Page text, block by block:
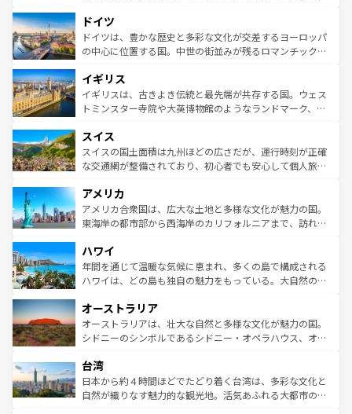
せる。地方によって風土や気候が異なるスペインはその個
性で訪れる人を魅了する。 なお、新着のスペイン情報は コ
ンテンツ一覧を参照してほしい。
で、幅広い魅力が詰まっている。華麗な宮殿、歴史的な大
聖堂、美しいビーチ、そして豊かな自然が、訪れる者を心
から魅了する。また、フランスは美食の国としても知ら
いる。シャンパンの発祥地であるランス、プロヴァンスの
香り高いラベンダー畑など、多彩な楽しみ方が可能だ。さ
らに、パリ以外の地域にも魅力が溢れており、どの街角に
れる地方に足を運ぶとそれぞれで全く異なる文化を体験で
きるだろう。 なお、新着のフランス情報はコンテンツ一覧
を参照してほしい。
ドイツ
ドイツは、豊かな歴史と多彩な文化が交差するヨーロッパ
の中心に位置する国。中世の街並みが残るロマンチック街
顔を持つこの国は、どこを歩いても飽きることがない。ベ
ルリンの文化的活気、バイエルン州のアルプスの絶景、そ
してライン川沿いのワイン畑といった風景は必見。ビール
は、お酒好きな人にはぜひ体験してほしい。 なお、新着の
ドイツ情報はコンテンツ一覧を参照してほしい。
イギリス
イギリスは、古きよき伝統と最先端が共存する国。ウェス
トミンスター寺院や大英博物館のようなランドマーク、歴
リアごとに異なる魅力がある。また、優雅なアフタヌーン
ティー、ビール好きにはたまらない英国パブ、サッカー観
戦など、本場だからこそできる体験も豊富。イギリスを旅
ンツ一覧を参照してほしい。
スイス
スイスの国土面積は九州ほどの広さだが、運行時刻が正確
な交通網が整備されており、初心者でも安心して個人旅行
の建物がそのまま残る町や、スイスならではのユニークな
博物館もあり、アルプス観光だけでなく町歩きも満喫する
ことができる。国民の所得が高いため物価も高いが、旅行
ば市内交通費無料で観光を楽しむこともできる。 なお、新
着のスイス情報はコンテンツ一覧 を参照してほしい。
アメリカ
アメリカ合衆国は、広大な土地と多様な文化が魅力の国。
東海岸の都市部から西海岸のカリフォルニアまで、訪れる
のような巨大都市は、観光、ショッピング、エンターテイ
ンメントが詰まった刺激的なスポットだ。一方、アメリカ
西部には大自然が広がり、グランドキャニオンやイエロー
部のニューオーリンズでは、音楽と美食が融合した独特の
文化が魅力。旅行者はアメリカの各地域で異なる魅力を楽
しみながら、その多様性と豊かな歴史を感じることができ
ならではの贅沢な旅のスタイルだ。 なお、新着のアメリカ
情報はコンテンツ一覧を参照してほしい。
ハワイ
年間を通じて温暖な気候に恵まれ、多くの島で構成される
ハワイは、どの島も独自の魅力をもっている。大自然の神
ワイ島は見逃せない。また、定番の観光地といえばオアフ
島だが、静かな自然を求めるならマウイ島やカウアイ島が
おすすめ。エメラルドグリーンに輝く海をはじめ、豊かな
れるおもてなしの心で訪れる人々を迎えてくれるハワイの
人々、おいしいローカルフードやハワイアンミュージッ
ク、伝統的なフラダンスなど、すべてがハワイの魅力を彩
オーストラリア
オーストラリアは、壮大な自然と多様な文化が魅力の国。
シドニーのシンボルであるシドニー・オペラハウス、オー
リアリーフや大陸中央部にそびえるウルル（エアーズロッ
ク）、タスマニアの美しい原生林やケアンズの熱帯雨林な
ど、見どころがたくさん。また、カフェやワイン、オージ
台湾
日本から約４時間ほどでたどり着く台湾は、多彩な文化と
自然が織りなす魅力的な観光地。活気あふれる大都市の台